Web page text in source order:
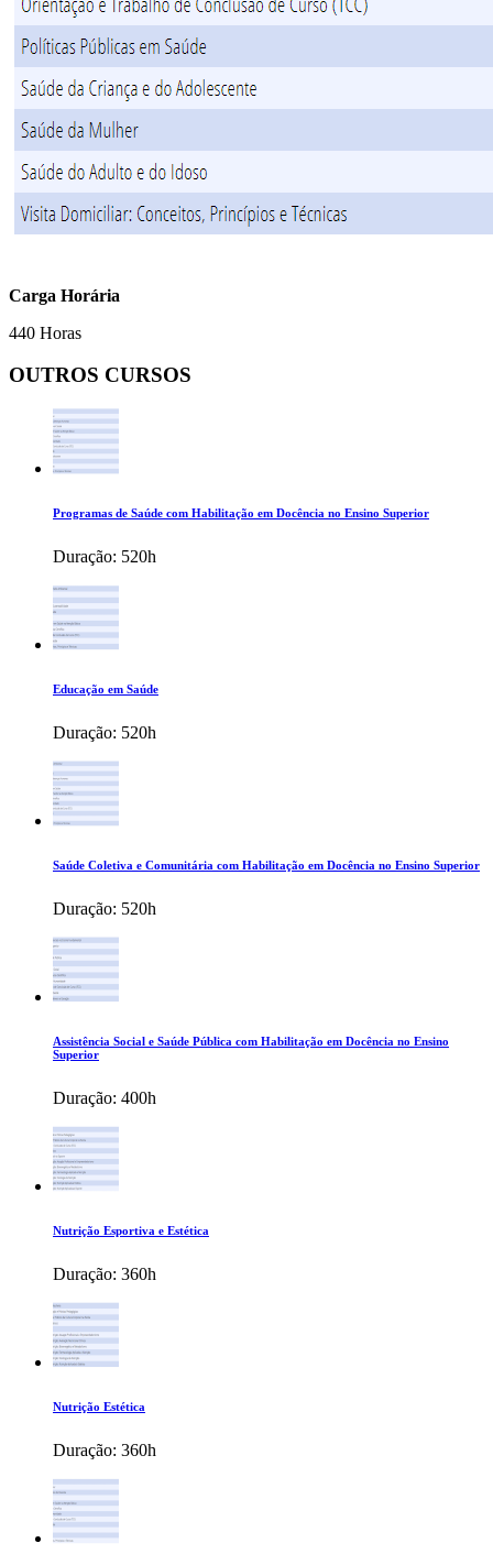
Carga Horária
440 Horas
OUTROS CURSOS
Programas de Saúde com Habilitação em Docência no Ensino Superior
Duração: 520h
Educação em Saúde
Duração: 520h
Saúde Coletiva e Comunitária com Habilitação em Docência no Ensino Superior
Duração: 520h
Assistência Social e Saúde Pública com Habilitação em Docência no Ensino
Superior
Duração: 400h
Nutrição Esportiva e Estética
Duração: 360h
Nutrição Estética
Duração: 360h